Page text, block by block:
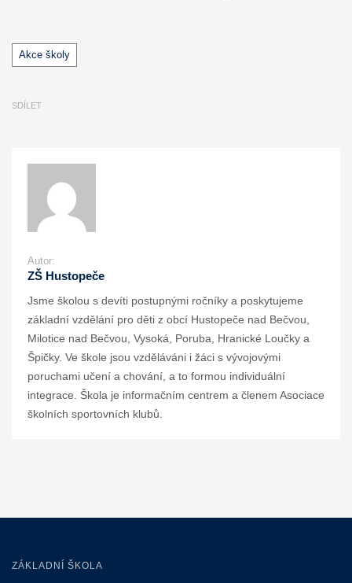
Štítky
Akce školy
SDÍLET
Autor:
ZŠ Hustopeče
Jsme školou s devíti postupnými ročníky a poskytujeme
základní vzdělání pro děti z obcí Hustopeče nad Bečvou,
Milotice nad Bečvou, Vysoká, Poruba, Hranické Loučky a
Špičky. Ve škole jsou vzděláváni i žáci s vývojovými
poruchami učení a chování, a to formou individuální
integrace. Škola je informačním centrem a členem Asociace
školních sportovních klubů.
ZÁKLADNÍ ŠKOLA